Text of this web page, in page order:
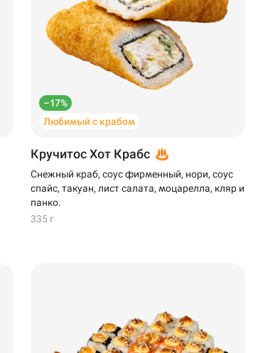
–17%
Любимый с крабом
Кручитос Хот Крабс
Снежный краб, соус фирменный, нори, соус
спайс, такуан, лист салата, моцарелла, кляр и
панко.
335 г